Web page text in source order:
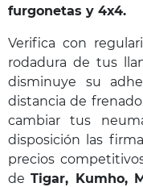
furgonetas y 4x4.
Verifica con
rodadura de tus
disminuye su
distancia de
cambiar tus
disposición las
precios
deTigar, Kumho,